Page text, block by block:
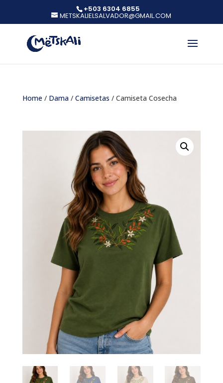
+503 6304 6855
METSKALIELSALVADOR@GMAIL.COM
Home/ Dama/ Camisetas / Camiseta Cosecha